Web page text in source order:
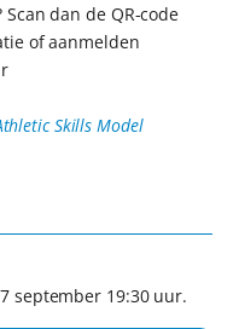
dan de QR-code
of aanmelden
Skills Model
september 19:30 uur.